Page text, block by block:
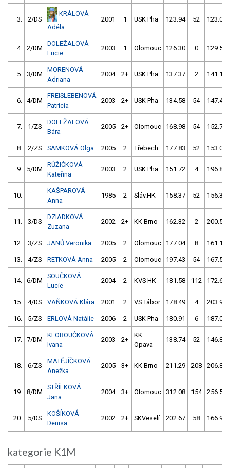
3. 2/DS
KRÁLOVÁ
Adéla
2001 1 USK Pha 123.94 52 123.09
4. 2/DM
DOLEŽALOVÁ
Lucie
2003 1 Olomouc 126.30 0 129.56
5. 3/DM
MORENOVÁ
Adriana
2004 2+ USK Pha 137.37 2 141.10
6. 4/DM
FREISLEBENOVÁ
Patricia
2003 2+ USK Pha 134.58 54 147.41
7. 1/ZS
DOLEŽALOVÁ
Bára
2005 2+ Olomouc 168.98 54 152.75
8. 2/ZS SAMKOVÁ Olga 2005 2 Třebech. 177.83 52 153.09
9. 5/DM
RŮŽIČKOVÁ
Kateřina
2003 2 USK Pha 151.72 4 196.82
10.
KAŠPAROVÁ
Anna
1985 2 Sláv.HK 158.37 52 156.37
11. 3/DS
DZIADKOVÁ
Zuzana
2002 2+ KK Brno 162.32 2 200.55
12. 3/ZS JANŮ Veronika 2005 2 Olomouc 177.04 8 161.15
13. 4/ZS RETKOVÁ Anna 2005 2 Olomouc 197.43 54 167.59
14. 6/DM
SOUČKOVÁ
Lucie
2004 2 KVS HK 181.58 112 172.62
15. 4/DS VAŇKOVÁ Klára 2001 2 VS Tábor 178.49 4 203.91
16. 5/ZS ERLOVÁ Natálie 2006 2 USK Pha 180.91 6 187.02
17. 7/DM
KLOBOUČKOVÁ
Ivana
2003 2+
KK
Opava
138.74 52 146.81
18. 6/ZS
MATĚJÍČKOVÁ
Anežka
2005 3+ KK Brno 211.29 208 206.89
19. 8/DM
STŘÍLKOVÁ
Jana
2004 3+ Olomouc 312.08 154 256.57
20. 5/DS
KOŠÍKOVÁ
Denisa
2002 2+ SKVeselí 202.67 58 166.95
kategorie K1M